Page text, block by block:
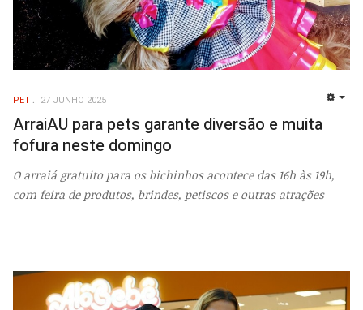
PET 27 JUNHO 2025
ArraiAU para pets garante diversão e muita
fofura neste domingo
O arraiá gratuito para os bichinhos acontece das 16h às 19h,
com feira de produtos, brindes, petiscos e outras atrações